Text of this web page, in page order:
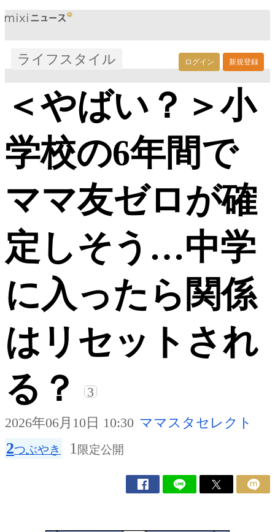
ログイン 新規登録
ライフスタイル
＜やばい？＞小
学校の6年間で
ママ友ゼロが確
定しそう…中学
に入ったら関係
はリセットされ
る？
3
2026年06月10日 10:30 ママスタセレクト
2つぶやき 1 限定公開